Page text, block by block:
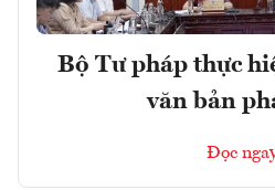
Bộ Tư pháp thực
văn bản
Đọc